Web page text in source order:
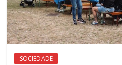
SOCIEDADE